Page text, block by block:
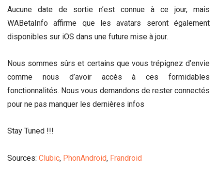
Aucune date de sortie n’est connue à ce jour, mais
WABetaInfo affirme que les avatars seront également
disponibles sur iOS dans une future mise à jour.
Nous sommes sûrs et certains que vous trépignez d’envie
comme nous d’avoir accès à ces formidables
fonctionnalités. Nous vous demandons de rester connectés
pour ne pas manquer les dernières infos
Stay Tuned !!!
Sources: Clubic, PhonAndroid, Frandroid